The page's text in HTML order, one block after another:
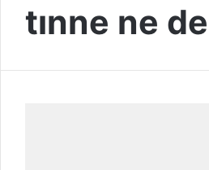
tınne ne